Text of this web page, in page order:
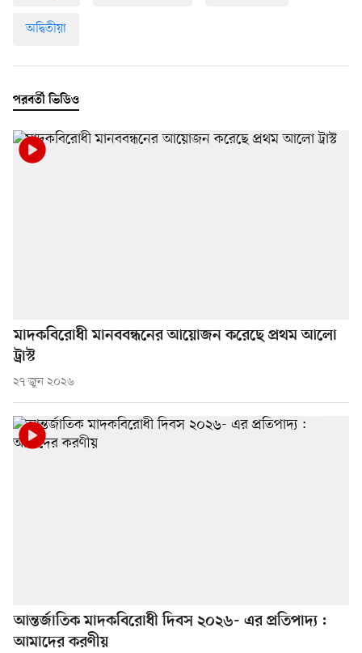
অদ্বিতীয়া
পরবর্তী ভিডিও
মাদকবিরোধী মানববন্ধনের আয়োজন করেছে প্রথম আলো
ট্রাস্ট
২৭ জুন ২০২৬
আন্তর্জাতিক মাদকবিরোধী দিবস ২০২৬- এর প্রতিপাদ্য :
আমাদের করণীয়